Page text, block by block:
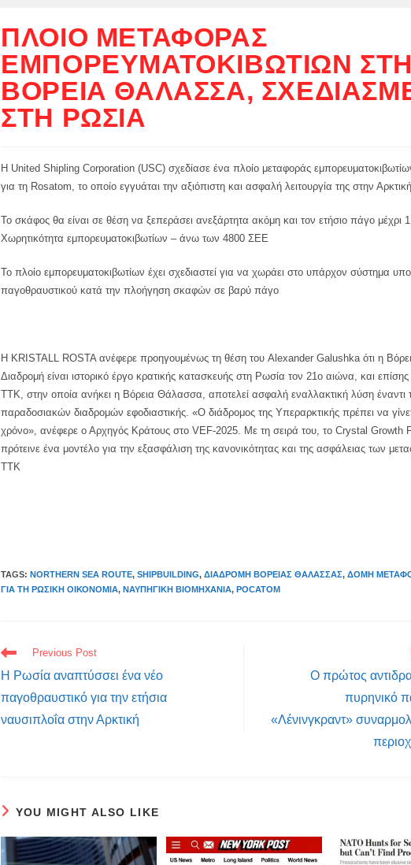
ΠΛΟΊΟ ΜΕΤΑΦΟΡΆΣ
ΕΜΠΟΡΕΥΜΑΤΟΚΙΒΩΤΊΩΝ ΣΤΗ
ΒΌΡΕΙΑ ΘΆΛΑΣΣΑ,
ΣΤΗ ΡΩΣΊΑ
Η United Shipling Corporation (USC) σχεδίασε ένα πλοίο μεταφοράς
για τη Rosatom, το οποίο εγγυάται την αξιόπιστη και ασφαλή λειτουργία της στην Αρκτική
Το σκάφος θα είναι σε θέση να ξεπεράσει ανεξάρτητα ακόμη και τον ετήσιο πάγο μέχρι
Χωρητικότητα εμπορευματοκιβωτίων – άνω των 4800 ΣΕΕ
Το πλοίο εμπορευματοκιβωτίων έχει σχεδιαστεί για να χωράει στο υπάρχον σύστημα
παγοθραυστικού κατά την πλοήγηση σκαφών σε βαρύ πάγο
Η KRISTALL ROSTA ανέφερε προηγουμένως τη θέση του Alexander Galushka ότι η
Διαδρομή είναι ιστορικό έργο κρατικής κατασκευής στη Ρωσία τον 21ο αιώνα, και
TTK, στην οποία ανήκει η Βόρεια Θάλασσα, αποτελεί ασφαλή εναλλακτική λύση έναντι
παραδοσιακών διαδρομών εφοδιαστικής. «Ο διάδρομος της Υπεραρκτικής πρέπει να
χρόνο», ανέφερε ο Αρχηγός Κράτους στο VEF-2025. Με τη σειρά του, το Crystal Growth
πρότεινε ένα μοντέλο για την εξασφάλιση της κανονικότητας και της ασφάλειας των
TTK
TAGS:NORTHERN SEA ROUTE, SHIPBUILDING, ΔΙΑΔΡΟΜΉ ΒΌΡΕΙΑΣ ΘΆΛΑΣΣΑΣ, ΔΟΜΉ
ΓΙΑ ΤΗ ΡΩΣΙΚΉ ΟΙΚΟΝΟΜΊΑ, ΝΑΥΠΗΓΙΚΉ ΒΙΟΜΗΧΑΝΊΑ, РОСАТОМ
READ
MORE
ARTICLES
Previous Post
Η Ρωσία αναπτύσσει ένα νέο
παγοθραυστικό για την ετήσια
ναυσιπλοΐα στην Αρκτική
Ο πρώτος
πυρηνικό
«Λένινγκραντ»
YOU MIGHT ALSO LIKE